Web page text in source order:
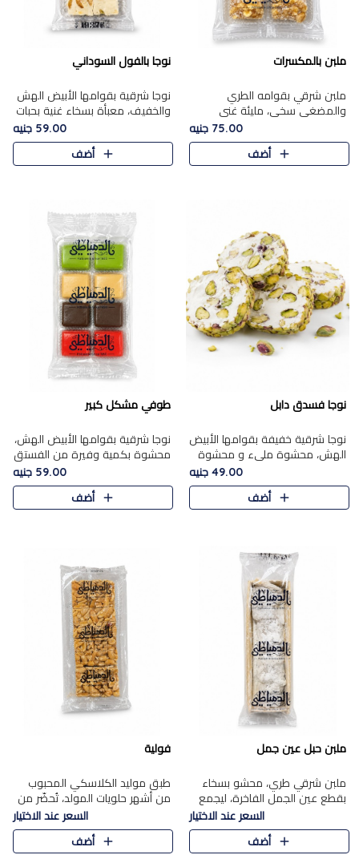
ملبن بالمكسرات
ملبن شرقي بقوامه الطري
والمضغي سخي، مليئة غني
بتشكيلة فاخرة من المكسرات
مشكلة المختارة التي تقدم تضيف
قرمشة مميزة مرضية ونكهة
75.00 جنيه
أضف
نوجا بالفول السوداني
نوجا شرقية بقوامها الأبيض الهش
والخفيف، معبأة بسخاء غنية بحبات
الفول السوداني المحمص التي
يقدم تضيف قرمشة مميزة مرضية
وتوازنًا رائعًا مع حلا..
59.00 جنيه
أضف
نوجا فسدق دابل
نوجا شرقية خفيفة بقوامها الأبيض
الهش، محشوة مليء و محشوة
بـكمية وفيرة من الفستق الفاخر
لتمنحك نكهة مكسرات غنية
وقرمشة مميزة في كل قطعة و
49.00 جنيه
أضف
طوفي مشكل كبير
نوجا شرقية بقوامها الأبيض الهش،
محشوة بكمية وفيرة من الفستق
الفاخر لتمنحك نكهة غنية وقرمشة
مميزة في كل قطعة، لتجربة تجمع
بين الفخامة والمذاق..
59.00 جنيه
أضف
ملبن حبل عين جمل
ملبن شرقي طري، محشو بسخاء
بقطع عين الجمل الفاخرة، ليجمع
بين القوام الناعم وقرمشة الجوز
في مذاق شرقي أصيل.
السعر عند الاختيار
أضف
فولية
طبق موليد الكلاسكي المحبوب
من أشهر حلويات المولد، تُحضّر من
فول سوداني محمص بعناية
ومغلف بطبقة رقيقة من السكر
المكرمل، لتمنحك قرمشة أصيلة
السعر عند الاختيار
أضف